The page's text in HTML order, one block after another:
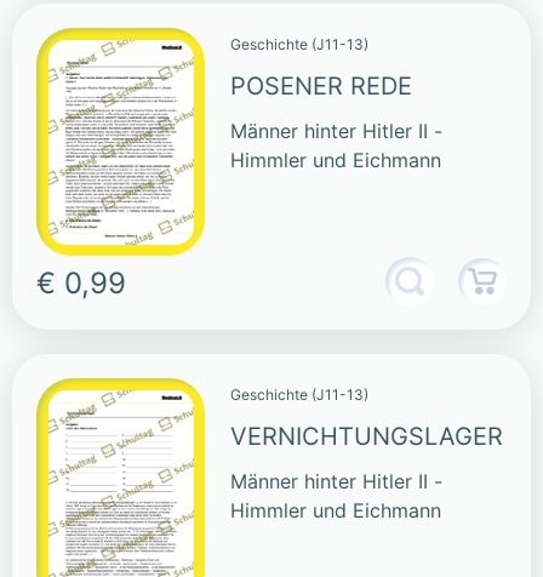
Geschichte (J11-13)
POSENER REDE
Männer hinter Hitler II -
Himmler und Eichmann
€ 0,99
Geschichte (J11-13)
VERNICHTUNGSLAGER
Männer hinter Hitler II -
Himmler und Eichmann